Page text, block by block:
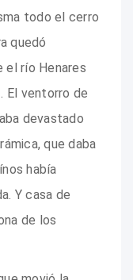
todo el cerro
quedó
el río Henares
El ventorro de
devastado
que daba
había
Y casa de
de los